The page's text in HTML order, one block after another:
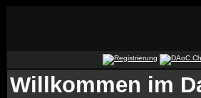
Willkommen im